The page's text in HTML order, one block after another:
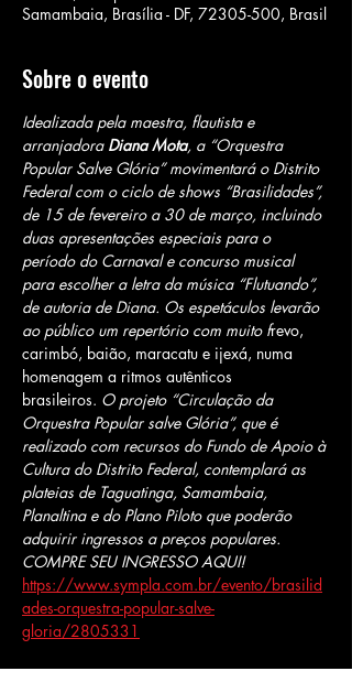
Samambaia, Brasília - DF, 72305-500, Brasil
Sobre o evento
Idealizada pela maestra, flautista e
arranjadora Diana Mota, a “Orquestra
Popular Salve Glória” movimentará o Distrito
Federal com o ciclo de shows “Brasilidades”,
de 15 de fevereiro a 30 de março, incluindo
duas apresentações especiais para o
período do Carnaval e concurso musical
para escolher a letra da música “Flutuando”,
de autoria de Diana. Os espetáculos levarão
ao público um repertório com muito frevo,
carimbó, baião, maracatu e ijexá, numa
homenagem a ritmos autênticos
brasileiros. O projeto “Circulação da
Orquestra Popular salve Glória”, que é
realizado com recursos do Fundo de Apoio à
Cultura do Distrito Federal, contemplará as
plateias de Taguatinga, Samambaia,
Planaltina e do Plano Piloto que poderão
adquirir ingressos a preços populares.
COMPRE SEU INGRESSO AQUI!
https://www.sympla.com.br/evento/brasilid
ades-orquestra-popular-salve-
gloria/2805331